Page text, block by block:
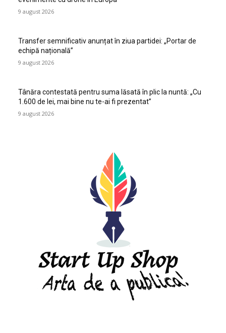
9 august 2026
Transfer semnificativ anunțat în ziua partidei: „Portar de
echipă națională”
9 august 2026
Tânăra contestată pentru suma lăsată în plic la nuntă: „Cu
1.600 de lei, mai bine nu te-ai fi prezentat”
9 august 2026